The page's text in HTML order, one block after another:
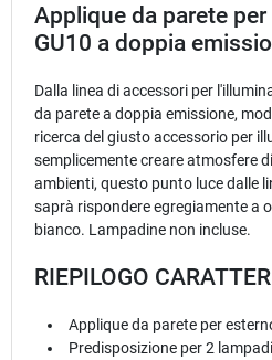
Applique da parete
GU10 a doppia
Dalla linea di accessori per
da parete a doppia emissione,
ricerca del giusto accessorio per
semplicemente creare atmosfere
ambienti, questo punto luce dalle
saprà rispondere egregiamente a
bianco. Lampadine non incluse.
RIEPILOGO
Applique da parete per
Predisposizione per 2